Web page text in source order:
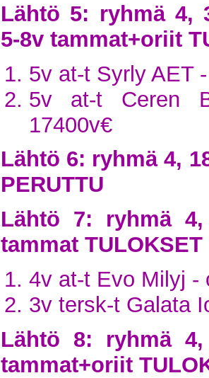
Lähtö 5: ryhmä 4,
5-8v tammat+oriit
5v at-t Syrly AET
5v at-t Ceren
17400v€
Lähtö 6: ryhmä 4,
PERUTTU
Lähtö 7: ryhmä
tammat TULOKSET
4v at-t Evo Milyj -
3v tersk-t Galata
Lähtö 8: ryhmä
tammat+oriit